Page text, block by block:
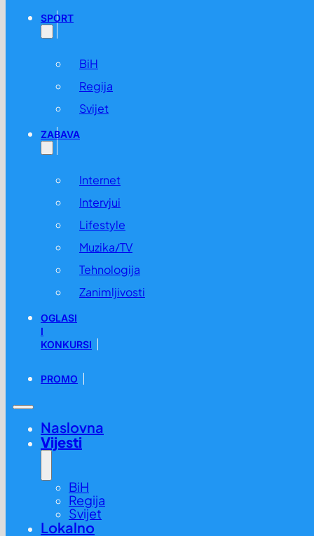
SPORT
BiH
Regija
Svijet
ZABAVA
Internet
Intervjui
Lifestyle
Muzika/TV
Tehnologija
Zanimljivosti
OGLASI
I
KONKURSI
PROMO
Naslovna
Vijesti
BiH
Regija
Svijet
Lokalno